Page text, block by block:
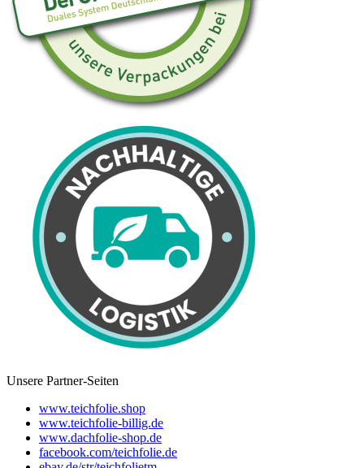
Unsere Partner-Seiten
www.teichfolie.shop
www.teichfolie-billig.de
www.dachfolie-shop.de
facebook.com/teichfolie.de